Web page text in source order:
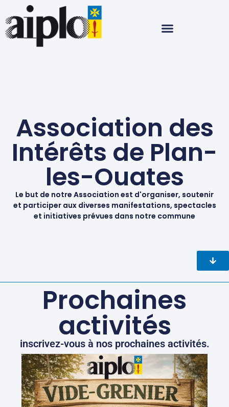
Association des
Intérêts de Plan-
les-Ouates
Le but de notre Association est d'organiser, soutenir
et participer aux diverses manifestations, spectacles
et initiatives prévues dans notre commune
Prochaines
activités
inscrivez-vous à nos prochaines activités.